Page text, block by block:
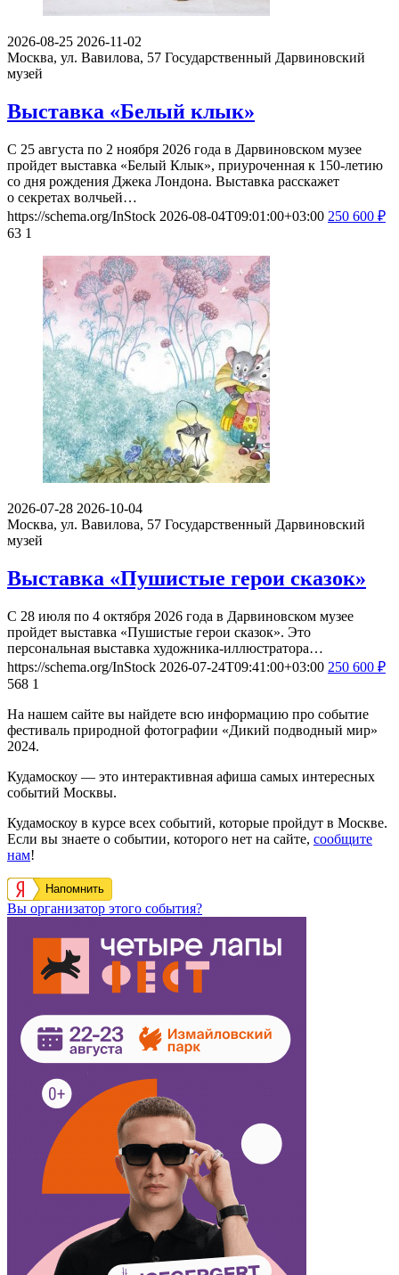
2026-08-25 2026-11-02
Москва, ул. Вавилова, 57 Государственный Дарвиновский
музей
Выставка «Белый клык»
С 25 августа по 2 ноября 2026 года в Дарвиновском музее
пройдет выставка «Белый Клык», приуроченная к 150-летию
со дня рождения Джека Лондона. Выставка расскажет
о секретах волчьей…
https://schema.org/InStock 2026-08-04T09:01:00+03:00 250 600 ₽
63 1
2026-07-28 2026-10-04
Москва, ул. Вавилова, 57 Государственный Дарвиновский
музей
Выставка «Пушистые герои сказок»
С 28 июля по 4 октября 2026 года в Дарвиновском музее
пройдет выставка «Пушистые герои сказок». Это
персональная выставка художника-иллюстратора…
https://schema.org/InStock 2026-07-24T09:41:00+03:00 250 600 ₽
568 1
На нашем сайте вы найдете всю информацию про событие
фестиваль природной фотографии «Дикий подводный мир»
2024.
Кудамоскоу — это интерактивная афиша самых интересных
событий Москвы.
Кудамоскоу в курсе всех событий, которые пройдут в Москве.
Если вы знаете о событии, которого нет на сайте, сообщите
нам!
Напомнить
Вы организатор этого события?